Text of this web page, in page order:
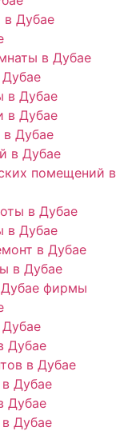
в Дубае
в Дубае
в Дубае
в Дубае
Дубае
в Дубае
помещений в
в Дубае
в Дубае
в Дубае
в Дубае
фирмы
Дубае
в Дубае
Дубае
Дубае
Дубае